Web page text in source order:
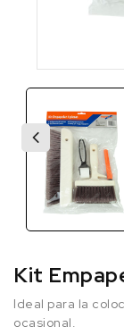
Kit
Ideal para la
ocasional.